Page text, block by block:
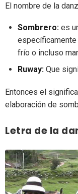
El nombre de la
Sombrero: es
específicamente
frío o incluso
Ruway: Que
Entonces el
elaboración de
Letra de la